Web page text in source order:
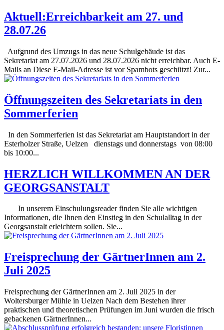
Aktuell:Erreichbarkeit am 27. und
28.07.26
Aufgrund des Umzugs in das neue Schulgebäude ist das
Sekretariat am 27.07.2026 und 28.07.2026 nicht erreichbar. Auch E-
Mails an Diese E-Mail-Adresse ist vor Spambots geschützt! Zur...
Öffnungszeiten des Sekretariats in den
Sommerferien
In den Sommerferien ist das Sekretariat am Hauptstandort in der
Esterholzer Straße, Uelzen dienstags und donnerstags von 08:00
bis 10:00...
HERZLICH WILLKOMMEN AN DER
GEORGSANSTALT
In unserem Einschulungsreader finden Sie alle wichtigen
Informationen, die Ihnen den Einstieg in den Schulalltag in der
Georgsanstalt erleichtern sollen. Sie...
Freisprechung der GärtnerInnen am 2.
Juli 2025
Freisprechung der GärtnerInnen am 2. Juli 2025 in der
Woltersburger Mühle in Uelzen Nach dem Bestehen ihrer
praktischen und theoretischen Prüfungen im Juni wurden die frisch
gebackenen GärtnerInnen...